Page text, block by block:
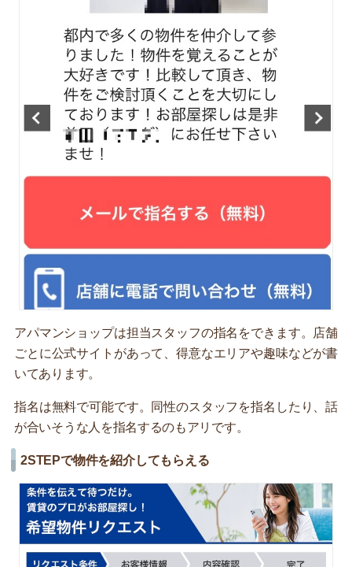
アパマンショップは担当スタッフの指名をできます。店舗
ごとに公式サイトがあって、得意なエリアや趣味などが書
いてあります。
指名は無料で可能です。同性のスタッフを指名したり、話
が合いそうな人を指名するのもアリです。
2STEPで物件を紹介してもらえる